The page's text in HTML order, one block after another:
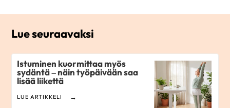
Lue seuraavaksi
Istuminen kuormittaa myös
sydäntä – näin työpäivään saa
lisää liikettä
LUE ARTIKKELI